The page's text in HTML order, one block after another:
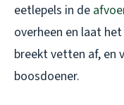
eetlepels in de
overheen en laat
breekt vetten af, en
boosdoener.